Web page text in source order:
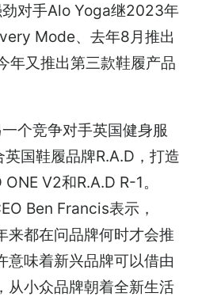
对手Alo Yoga继2023年
Mode、去年8月推出
年又推出第三款鞋履产品
个竞争对手英国健身服
国鞋履品牌R.A.D，打造
V2和R.A.D R-1。
Ben Francis表示，
来都在问品牌何时才会推
意味着新兴品牌可以借由
从小众品牌朝着全新生活